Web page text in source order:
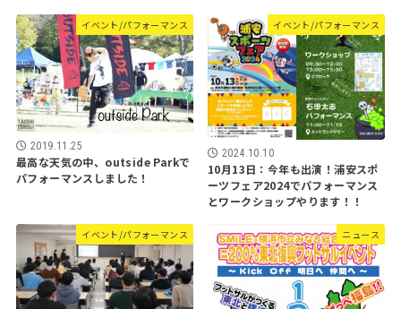
イベント/パフォーマンス
2019.11.25
最高な天気の中、outside Parkで
パフォーマンスしました！
イベント/パフォーマンス
2024.10.10
10月13日：今年も出演！浦安スポ
ーツフェア2024でパフォーマンス
とワークショップやります！！
イベント/パフォーマンス ニュース